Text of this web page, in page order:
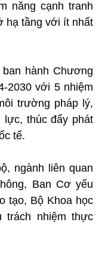
năng cạnh tranh
hạ tầng với ít nhất
hành Chương
2030 với 5 nhiệm
trường pháp lý,
lực, thúc đẩy phát
tế.
ngành liên quan
Ban Cơ yếu
tạo, Bộ Khoa học
trách nhiệm thực